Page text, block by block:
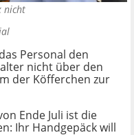
nicht
Personal den
nicht über den
der Köfferchen zur
Ende Juli ist die
Ihr Handgepäck will